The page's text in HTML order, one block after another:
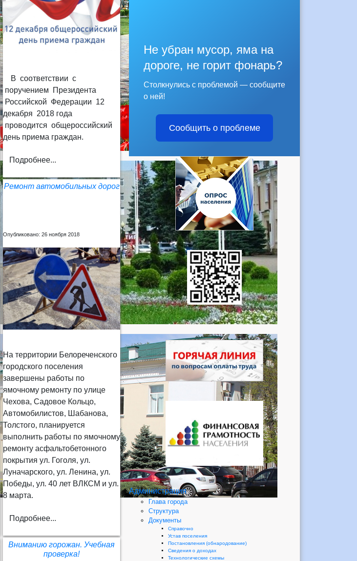
В соответствии с
поручением Президента
Российской Федерации 12
декабря 2018 года
проводится общероссийский
день приема граждан.
Подробнее...
Ремонт автомобильных дорог
Опубликовано: 26 ноября 2018
На территории Белореченского
городского поселения
завершены работы по
ямочному ремонту по улице
Чехова, Садовое Кольцо,
Автомобилистов, Шабанова,
Толстого, планируется
выполнить работы по ямочному
ремонту асфальтобетонного
покрытия ул. Гоголя, ул.
Луначарского, ул. Ленина, ул.
Победы, ул. 40 лет ВЛКСМ и ул.
8 марта.
Подробнее...
Вниманию горожан. Учебная
проверка!
Не убран мусор, яма на
дороге, не горит фонарь?
Столкнулись с проблемой — сообщите
о ней!
Сообщить о проблеме
Администрация
Глава города
Структура
Документы
Справочно
Устав поселения
Постановления (обнародование)
Сведения о доходах
Технологические схемы